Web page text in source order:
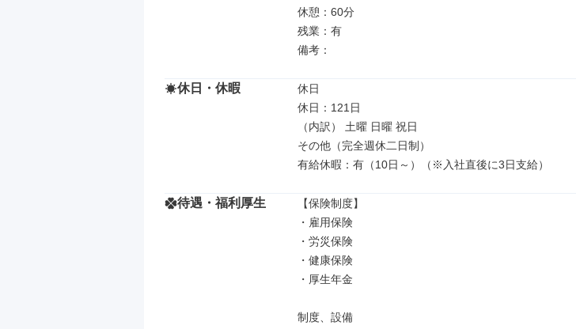
休憩：60分
残業：有
備考：
休日・休暇
休日
休日：121日
（内訳） 土曜 日曜 祝日
その他（完全週休二日制）
有給休暇：有（10日～）（※入社直後に3日支給）
待遇・福利厚生
【保険制度】
・雇用保険
・労災保険
・健康保険
・厚生年金
制度、設備